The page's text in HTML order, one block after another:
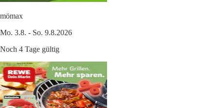
mömax
Mo. 3.8. - So. 9.8.2026
Noch 4 Tage gültig